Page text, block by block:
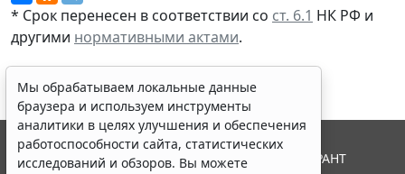
* Срок перенесен в соответствии со ст. 6.1 НК РФ и
другими нормативными актами.
Мы обрабатываем локальные данные
браузера и используем инструменты
аналитики в целях улучшения и обеспечения
работоспособности сайта, статистических
исследований и обзоров. Вы можете
© ООО "НПП "ГАРАНТ-СЕРВИС", 2026. Система ГАРАНТ